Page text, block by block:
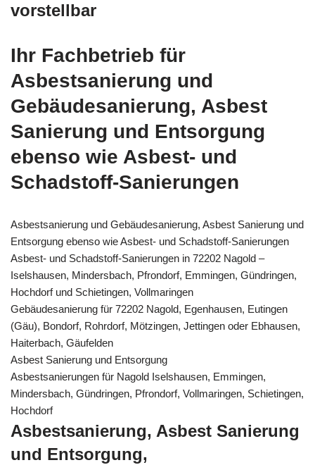
vorstellbar
Ihr Fachbetrieb für
Asbestsanierung und
Gebäudesanierung, Asbest
Sanierung und Entsorgung
ebenso wie Asbest- und
Schadstoff-Sanierungen
Asbestsanierung und Gebäudesanierung, Asbest Sanierung und
Entsorgung ebenso wie Asbest- und Schadstoff-Sanierungen
Asbest- und Schadstoff-Sanierungen in 72202 Nagold –
Iselshausen, Mindersbach, Pfrondorf, Emmingen, Gündringen,
Hochdorf und Schietingen, Vollmaringen
Gebäudesanierung für 72202 Nagold, Egenhausen, Eutingen
(Gäu), Bondorf, Rohrdorf, Mötzingen, Jettingen oder Ebhausen,
Haiterbach, Gäufelden
Asbest Sanierung und Entsorgung
Asbestsanierungen für Nagold Iselshausen, Emmingen,
Mindersbach, Gündringen, Pfrondorf, Vollmaringen, Schietingen,
Hochdorf
Asbestsanierung, Asbest Sanierung
und Entsorgung,